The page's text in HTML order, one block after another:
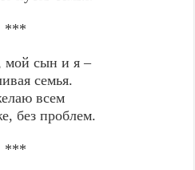
***
сын и я –
семья.
всем
без проблем.
***